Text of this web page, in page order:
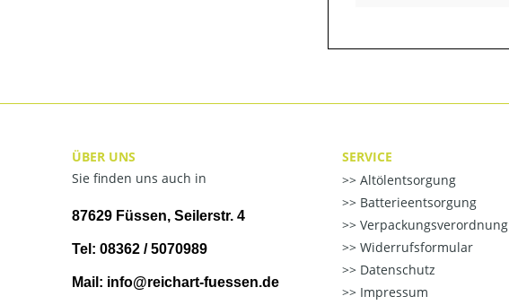
ÜBER UNS
Sie finden uns auch in
87629 Füssen, Seilerstr. 4
Tel: 08362 / 5070989
Mail: info@reichart-fuessen.de
SERVICE
Altölentsorgung
Batterieentsorgung
Verpackungsverordnung
Widerrufsformular
Datenschutz
Impressum